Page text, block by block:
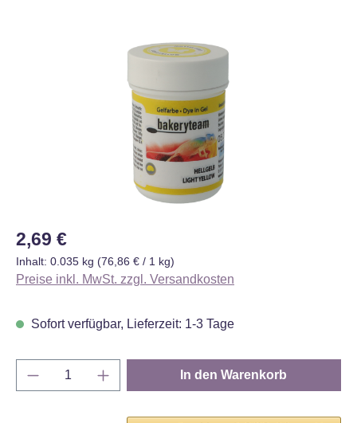
Bildergalerie überspringen
Regulärer Preis:
2,69 €
Inhalt: 0.035 kg (76,86 € / 1 kg)
Preise inkl. MwSt. zzgl. Versandkosten
Sofort verfügbar, Lieferzeit: 1-3 Tage
Produkt Anzahl: Gib den gewünschten
In den Warenkorb